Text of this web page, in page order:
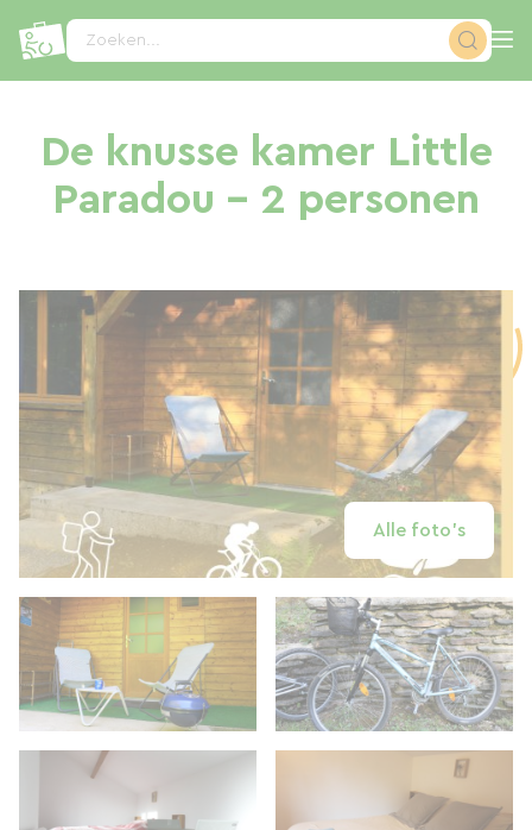
Zoeken...
De knusse kamer Little
Paradou - 2 personen
Alle foto's
Cookies beheer paneel